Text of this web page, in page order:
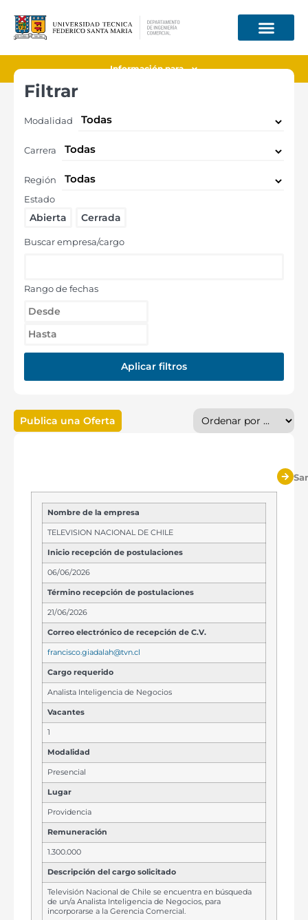
Información para
Filtrar
Modalidad
Carrera
Región
Estado
Abierta Cerrada
Buscar empresa/cargo
Rango de fechas
Aplicar filtros
Publica una Oferta
Nombre de la empresa
TELEVISION NACIONAL DE CHILE
Inicio recepción de postulaciones
06/06/2026
Término recepción de postulaciones
21/06/2026
Correo electrónico de recepción de C.V.
francisco.giadalah@tvn.cl
Cargo requerido
Analista Inteligencia de Negocios
Vacantes
1
Modalidad
Presencial
Lugar
Providencia
Remuneración
1.300.000
Descripción del cargo solicitado
Televisión Nacional de Chile se encuentra en búsqueda
de un/a Analista Inteligencia de Negocios, para
incorporarse a la Gerencia Comercial.